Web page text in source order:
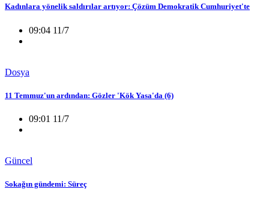
Kadınlara yönelik saldırılar artıyor: Çözüm Demokratik Cumhuriyet'te
09:04 11/7
Dosya
11 Temmuz'un ardından: Gözler 'Kök Yasa'da (6)
09:01 11/7
Güncel
Sokağın gündemi: Süreç